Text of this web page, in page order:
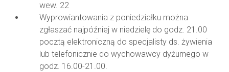
wew. 22
Wyprowiantowania z poniedziałku można
zgłaszać najpóźniej w niedzielę do godz. 21.00
pocztą elektroniczną do specjalisty ds. żywienia
lub telefonicznie do wychowawcy dyżurnego w
godz. 16.00-21.00.